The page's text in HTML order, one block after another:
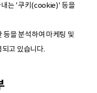
내는 '쿠키(cookie)' 등을
등을 분석하여 마케팅 및
고 있습니다.